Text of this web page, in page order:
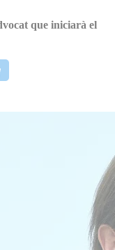
que iniciarà el